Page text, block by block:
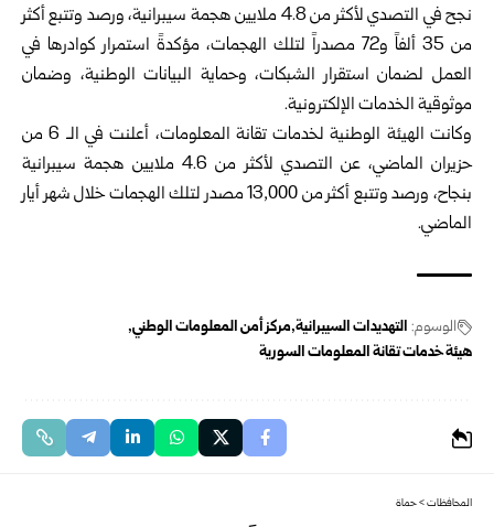
‏نجح في ‏التصدي لأكثر من 4.8 ملايين هجمة سيبرانية، ورصد وتتبع أكثر
‏من 35 ألفاً ‏و72 مصدراً لتلك الهجمات، مؤكدةً استمرار كوادرها في
العمل ‏لضمان استقرار ‏الشبكات، وحماية البيانات الوطنية، وضمان
موثوقية ‏الخدمات الإلكترونية.‏
وكانت الهيئة الوطنية لخدمات تقانة المعلومات، أعلنت في الـ 6 من
حزيران الماضي، ‏عن التصدي لأكثر من 4.6 ملايين هجمة سيبرانية
بنجاح، ورصد وتتبع أكثر ‏من 13,000 مصدر لتلك الهجمات خلال شهر أيار
الماضي‎.‎
الوسوم: التهديدات السيبرانية مركز أمن ‌‏المعلومات الوطني
هيئة خدمات تقانة المعلومات السورية
المحافظات>حماة